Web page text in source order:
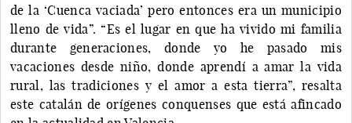
de la ‘Cuenca vaciada’ pero entonces era un municipio
lleno de vida”. “Es el lugar en que ha vivido mi familia
durante generaciones, donde yo he pasado mis
vacaciones desde niño, donde aprendí a amar la vida
rural, las tradiciones y el amor a esta tierra”, resalta
este catalán de orígenes conquenses que está afincado